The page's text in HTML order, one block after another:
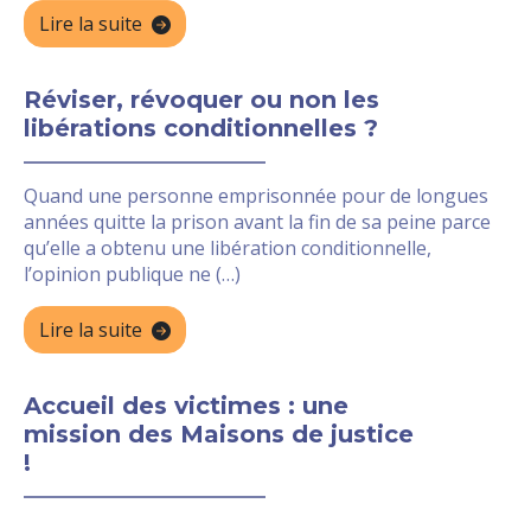
Lire la suite
Réviser, révoquer ou non les
libérations conditionnelles ?
Quand une personne emprisonnée pour de longues
années quitte la prison avant la fin de sa peine parce
qu’elle a obtenu une libération conditionnelle,
l’opinion publique ne (…)
Lire la suite
Accueil des victimes : une
mission des Maisons de justice
!